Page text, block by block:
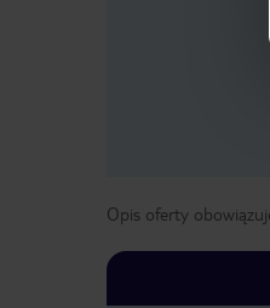
Opis oferty